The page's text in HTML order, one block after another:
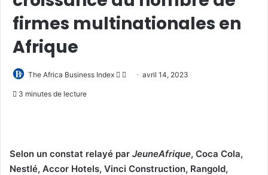
firmes multinationales en
Afrique
The Africa Business Index
Follow
Envoyeravril 14, 2023
3 minutes de lecture
Selon un constat relayé par JeuneAfrique, Coca Cola,
Nestlé, Accor Hotels, Vinci Construction, Rangold,